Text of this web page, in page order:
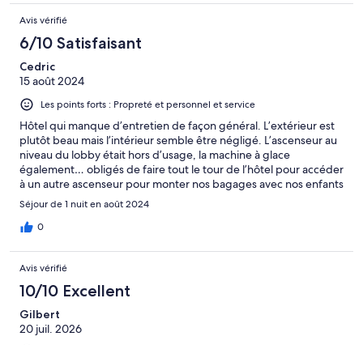
Avis vérifié
6/10 Satisfaisant
Cedric
15 août 2024
Les points forts : Propreté et personnel et service
Hôtel qui manque d’entretien de façon général. L’extérieur est
plutôt beau mais l’intérieur semble être négligé. L’ascenseur au
niveau du lobby était hors d’usage, la machine à glace
également… obligés de faire tout le tour de l’hôtel pour accéder
à un autre ascenseur pour monter nos bagages avec nos enfants
ce qui était peu pratique. Les chambres sont standards mais les
lits plus petits que ceux que nous avons l’habitude d’avoir
(probablement des doubles et non des queen) Petit déjeuner
chaudes à dispo 24/24 ne sont pas rechargées. Les environs ne
sont pas exceptionnels mais nous ne nous sommes pas sentis en
insécurité. Pour une nuit ça passe mais je n’y resterais pas
vraiment plus
Séjour de 1 nuit en août 2024
0
Avis vérifié
10/10 Excellent
Gilbert
20 juil. 2026